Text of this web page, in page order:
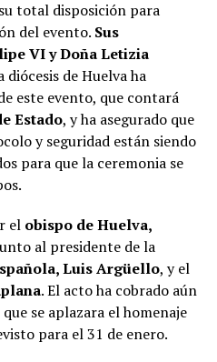
total disposición para
del evento. Sus
VI y Doña Letizia
de Huelva ha
este evento, que contará
Estado, y ha asegurado que
y seguridad están siendo
para que la ceremonia se
el obispo de Huelva,
al presidente de la
Luis Argüello, y el
. El acto ha cobrado aún
se aplazara el homenaje
para el 31 de enero.